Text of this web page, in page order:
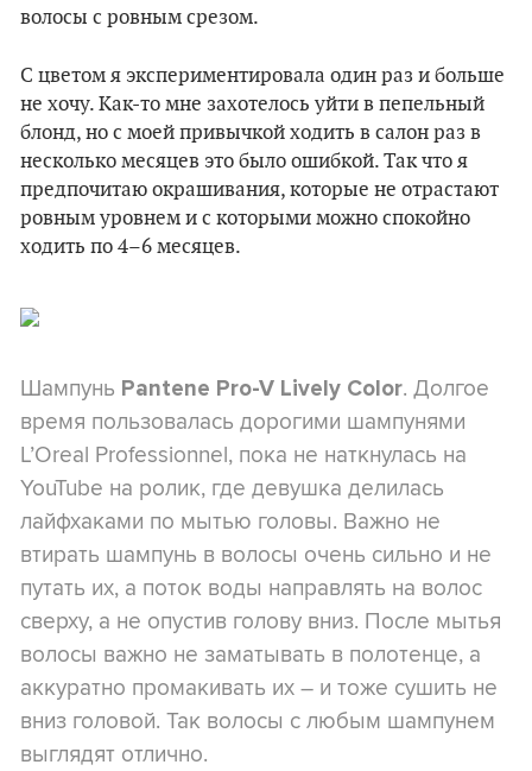
волосы с ровным срезом.
С цветом я экспериментировала один раз и больше
не хочу. Как-то мне захотелось уйти в пепельный
блонд, но с моей привычкой ходить в салон раз в
несколько месяцев это было ошибкой. Так что я
предпочитаю окрашивания, которые не отрастают
ровным уровнем и с которыми можно спокойно
ходить по 4–6 месяцев.
Шампунь Pantene Pro-V Lively Color. Долгое
время пользовалась дорогими шампунями
L’Oreal Professionnel, пока не наткнулась на
YouTube на ролик, где девушка делилась
лайфхаками по мытью головы. Важно не
втирать шампунь в волосы очень сильно и не
путать их, а поток воды направлять на волос
сверху, а не опустив голову вниз. После мытья
волосы важно не заматывать в полотенце, а
аккуратно промакивать их – и тоже сушить не
вниз головой. Так волосы с любым шампунем
выглядят отлично.